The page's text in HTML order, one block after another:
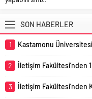
SON HABERLER
1 Kastamonu Üniversitesi
2 İletişim Fakültesi’nden
3 İletişim Fakültesi’nden